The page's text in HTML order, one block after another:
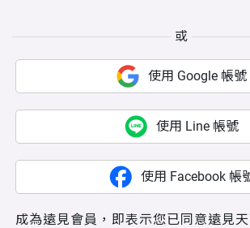
或
使用 Google 帳號
使用 Line 帳號
使用 Facebook 帳
成為遠見會員，即表示您已同意遠見